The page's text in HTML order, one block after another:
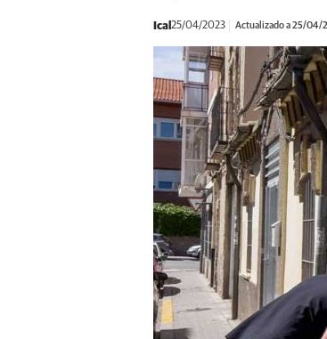
Ical 25/04/2023 Actualizado a 25/04/